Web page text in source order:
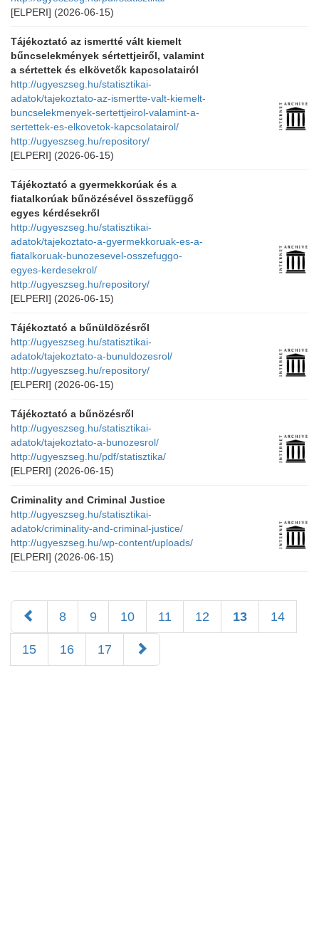
[ELPERI] (2026-06-15)
Tájékoztató az ismertté vált kiemelt
bűncselekmények sértettjeiről, valamint
a sértettek és elkövetők kapcsolatairól
http://ugyeszseg.hu/statisztikai-
adatok/tajekoztato-az-ismertte-valt-kiemelt-
buncselekmenyek-sertettjeirol-valamint-a-
sertettek-es-elkovetok-kapcsolatairol/
http://ugyeszseg.hu/repository/
[ELPERI] (2026-06-15)
Tájékoztató a gyermekkorúak és a
fiatalkorúak bűnözésével összefüggő
egyes kérdésekről
http://ugyeszseg.hu/statisztikai-
adatok/tajekoztato-a-gyermekkoruak-es-a-
fiatalkoruak-bunozesevel-osszefuggo-
egyes-kerdesekrol/
http://ugyeszseg.hu/repository/
[ELPERI] (2026-06-15)
Tájékoztató a bűnüldözésről
http://ugyeszseg.hu/statisztikai-
adatok/tajekoztato-a-bunuldozesrol/
http://ugyeszseg.hu/repository/
[ELPERI] (2026-06-15)
Tájékoztató a bűnözésről
http://ugyeszseg.hu/statisztikai-
adatok/tajekoztato-a-bunozesrol/
http://ugyeszseg.hu/pdf/statisztika/
[ELPERI] (2026-06-15)
Criminality and Criminal Justice
http://ugyeszseg.hu/statisztikai-
adatok/criminality-and-criminal-justice/
http://ugyeszseg.hu/wp-content/uploads/
[ELPERI] (2026-06-15)
8 9 10 11 12 13 14
15 16 17